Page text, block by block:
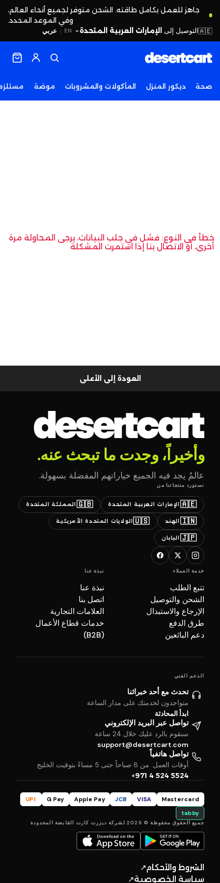
جاهز للعمل بكامل طاقته. الشحن متوفر لجميع أنحاء العالم،
وفي الموعد المحدد.
EN
| عربي 🇦🇪التوصيل إلى الإمارات العربية المتحدة
صحة ديكور المنزل المأكولات والمشروبات موضة
خطأ في النوع: فشل في جلب البيانات، يرجى المحاولة مرة
أخرى، أو الاتصال بنا إذا استمرت المشكلة
العودة إلى الأعلى
وأخيراً، وجدت ما تبحث عنه.
عالمٌ يجد فيه الجميع خياراتهم المفضلة بسهولة.
نستورد منتجاتنا من
🇦🇪 الإمارات العربية المتحدة 🇬🇧 المملكة المتحدة
🇮🇳 الهند 🇺🇸الولايات المتحدة الأمريكية
🇯🇵 اليابان
خدمة العملاء
تتبع الطلب
الشحن والتوصيل
الإرجاع والاستبدال
طرق الدفع
دعم البائعين
نبذة عنا
نبذة عنا
اتصل بنا
العلامات التجارية
خدمات قطاع الأعمال
(B2B)
الدعم الفني
تحدث مع أحد خبرائنا
متواجدون لخدمتك على مدار الساعة
ابدأ المحادثة
تواصل عبر البريد الإلكتروني
سنقوم بالرد عليك خلال 24 ساعة
support@desertcart.com
تواصل هاتفياً
أوقات العمل: من 8 صباحاً حتى 5 مساءً بتوقيت الخليج
+971 4 524 5524
Mastercard
VISA
JCB
Apple Pay
G Pay
UPI
tabby
جميع الحقوق محفوظة © 2026 لشركة ديزرت كارت القابضة المحدودة
الشروط والأحكام↗
سياسة الخصوصية↗